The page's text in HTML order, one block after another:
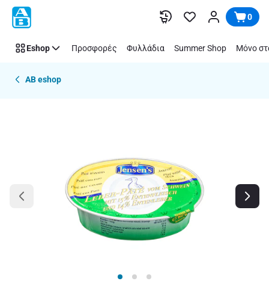
Παράλειψη 0
Eshop Προσφορές Φυλλάδια Summer Shop Μόνο
AB eshop